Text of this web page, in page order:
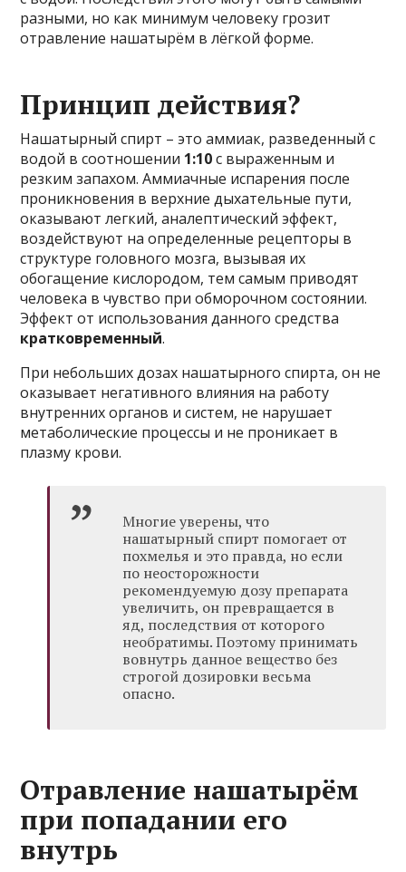
разными, но как минимум человеку грозит
отравление нашатырём в лёгкой форме.
Принцип действия?
Нашатырный спирт – это аммиак, разведенный с
водой в соотношении 1:10с выраженным и
резким запахом. Аммиачные испарения после
проникновения в верхние дыхательные пути,
оказывают легкий, аналептический эффект,
воздействуют на определенные рецепторы в
структуре головного мозга, вызывая их
обогащение кислородом, тем самым приводят
человека в чувство при обморочном состоянии.
Эффект от использования данного средства
кратковременный.
При небольших дозах нашатырного спирта, он не
оказывает негативного влияния на работу
внутренних органов и систем, не нарушает
метаболические процессы и не проникает в
плазму крови.
Многие уверены, что
нашатырный спирт помогает от
похмелья и это правда, но если
по неосторожности
рекомендуемую дозу препарата
увеличить, он превращается в
яд, последствия от которого
необратимы. Поэтому принимать
вовнутрь данное вещество без
строгой дозировки весьма
опасно.
Отравление нашатырём
при попадании его
внутрь